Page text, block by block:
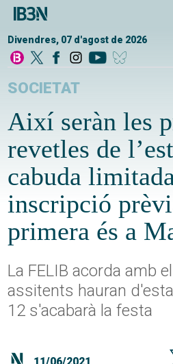
Divendres, 07 d'agost de 2026
SOCIETAT
Així seràn les
revetles de
cabuda
inscripció
primera és a
La FELIB acorda amb
assitents hauran
12 s'acabarà la festa